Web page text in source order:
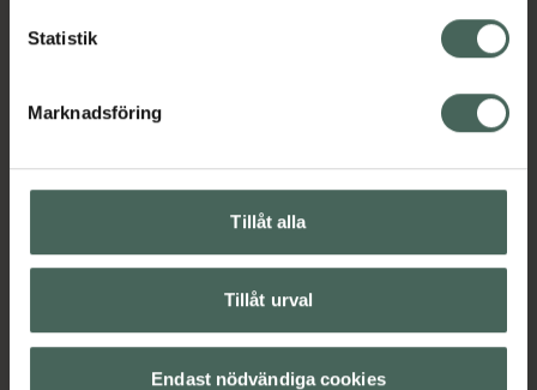
Statistik
Marknadsföring
Tillåt alla
Tillåt urval
Endast nödvändiga cookies
syd till Lappland i norr, och online i mobilen och på
datorn. Oavsett vem du är så är det vårt uppdrag att
med oss.
Kundservice
Kontakta oss
Hitta apotek
Leverans, betalning och retur
Sajtens tillgänglighet